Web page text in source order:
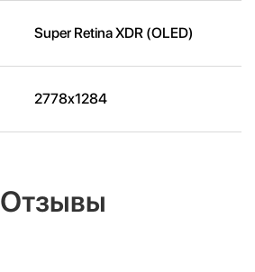
Super Retina XDR (OLED)
2778x1284
Отзывы